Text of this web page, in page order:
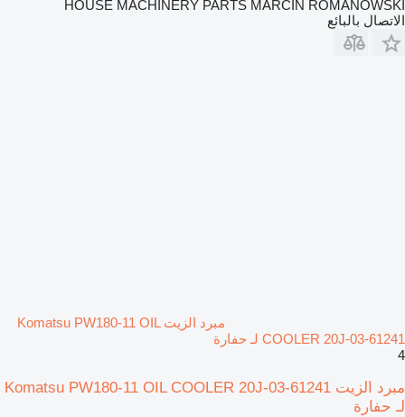
HOUSE MACHINERY PARTS MARCIN ROMANOWSKI
الاتصال بالبائع
مبرد الزيت Komatsu PW180-11 OIL
COOLER 20J-03-61241 لـ حفارة
4
مبرد الزيت Komatsu PW180-11 OIL COOLER 20J-03-61241
لـ حفارة